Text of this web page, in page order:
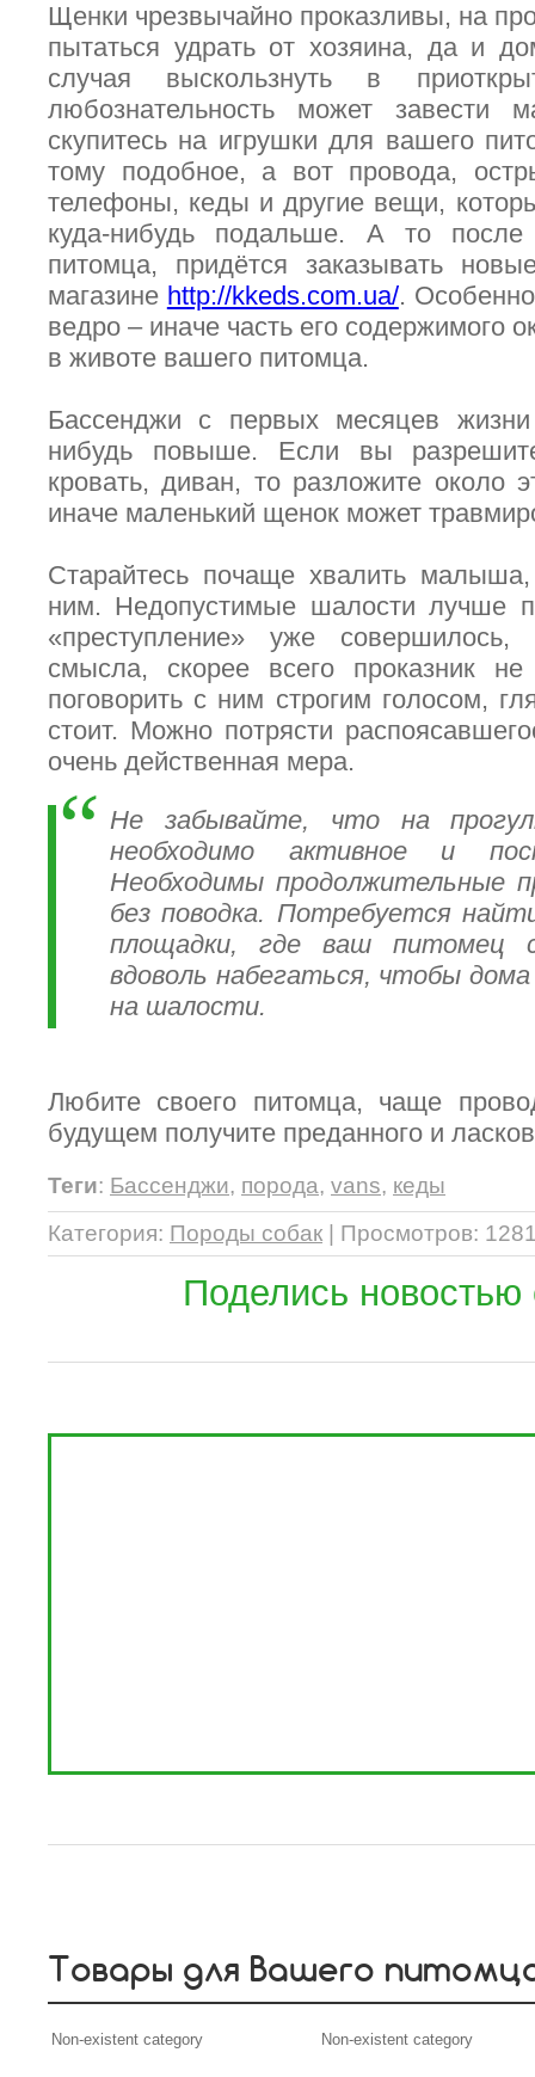
Щенки чрезвычайно проказливы, на
пытаться удрать от хозяина, да и
случая выскользнуть в
любознательность может
скупитесь на игрушки для вашего
тому подобное, а вот провода,
телефоны, кеды и другие вещи,
куда-нибудь подальше. А то
питомца, придётся заказывать
магазине http://kkeds.com.ua/.
ведро – иначе часть его содержимого
в животе вашего питомца.
Бассенджи с первых месяцев
нибудь повыше. Если вы
кровать, диван, то разложите около
иначе маленький щенок может
Старайтесь почаще хвалить малыша,
ним. Недопустимые шалости лучше
«преступление» уже совершилось,
смысла, скорее всего проказник
поговорить с ним строгим голосом,
стоит. Можно потрясти
очень действенная мера.
Не забывайте, что на
необходимо активное и
Необходимы продолжительные
без поводка. Потребуется
площадки, где ваш питомец
вдоволь набегаться, чтобы
на шалости.
Любите своего питомца, чаще
будущем получите преданного и
Теги: Бассенджи, порода, vans, кеды
Категория: Породы собак Просмотров:
Поделись новостью
Товары для Вашего
Non-existent category Non-existent category